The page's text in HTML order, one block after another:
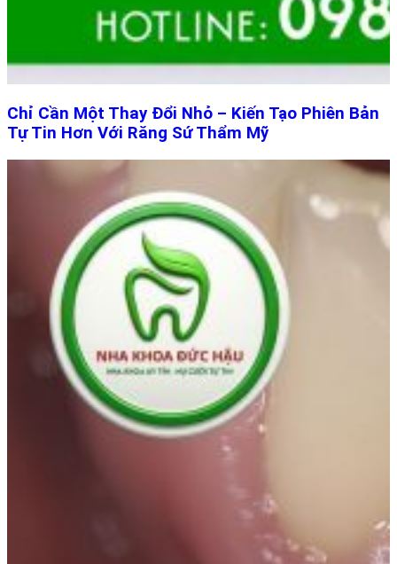
Chỉ Cần Một Thay Đổi Nhỏ – Kiến Tạo Phiên Bản
Tự Tin Hơn Với Răng Sứ Thẩm Mỹ